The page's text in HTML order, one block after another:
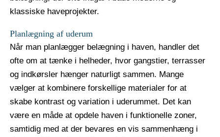
klassiske haveprojekter.
Planlægning af uderum
Når man planlægger belægning i haven, handler det
ofte om at tænke i helheder, hvor gangstier, terrasser
og indkørsler hænger naturligt sammen. Mange
vælger at kombinere forskellige materialer for at
skabe kontrast og variation i uderummet. Det kan
være en måde at opdele haven i funktionelle zoner,
samtidig med at der bevares en vis sammenhæng i